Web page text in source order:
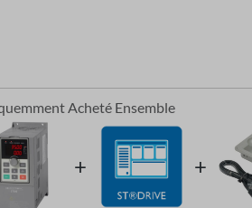
Acheté Ensemble